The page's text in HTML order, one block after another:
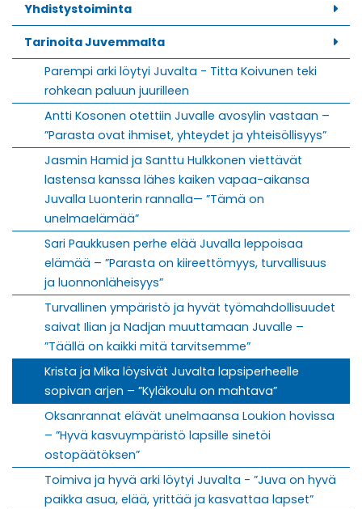
Yhdistystoiminta
Tarinoita Juvemmalta
Parempi arki löytyi Juvalta - Titta Koivunen teki
rohkean paluun juurilleen
Antti Kosonen otettiin Juvalle avosylin vastaan –
”Parasta ovat ihmiset, yhteydet ja yhteisöllisyys”
Jasmin Hamid ja Santtu Hulkkonen viettävät
lastensa kanssa lähes kaiken vapaa-aikansa
Juvalla Luonterin rannalla— ”Tämä on
unelmaelämää”
Sari Paukkusen perhe elää Juvalla leppoisaa
elämää – ”Parasta on kiireettömyys, turvallisuus
ja luonnonläheisyys”
Turvallinen ympäristö ja hyvät työmahdollisuudet
saivat Ilian ja Nadjan muuttamaan Juvalle –
”Täällä on kaikki mitä tarvitsemme”
Krista ja Mika löysivät Juvalta lapsiperheelle
sopivan arjen – ”Kyläkoulu on mahtava”
Oksanrannat elävät unelmaansa Loukion hovissa
– ”Hyvä kasvuympäristö lapsille sinetöi
ostopäätöksen”
Toimiva ja hyvä arki löytyi Juvalta - ”Juva on hyvä
paikka asua, elää, yrittää ja kasvattaa lapset”